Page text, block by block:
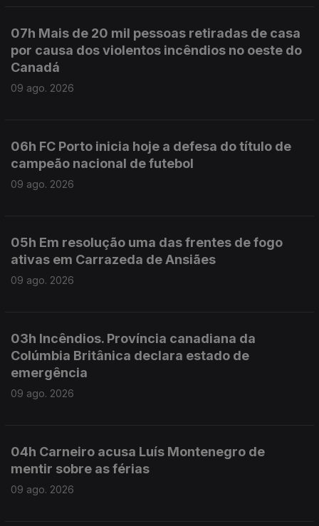
07h Mais de 20 mil pessoas retiradas de casa
por causa dos violentos incêndios no oeste do
Canadá
09 ago. 2026
06h FC Porto inicia hoje a defesa do título de
campeão nacional de futebol
09 ago. 2026
05h Em resolução uma das frentes de fogo
ativas em Carrazeda de Ansiães
09 ago. 2026
03h Incêndios. Província canadiana da
Colúmbia Britânica declara estado de
emergência
09 ago. 2026
04h Carneiro acusa Luís Montenegro de
mentir sobre as férias
09 ago. 2026